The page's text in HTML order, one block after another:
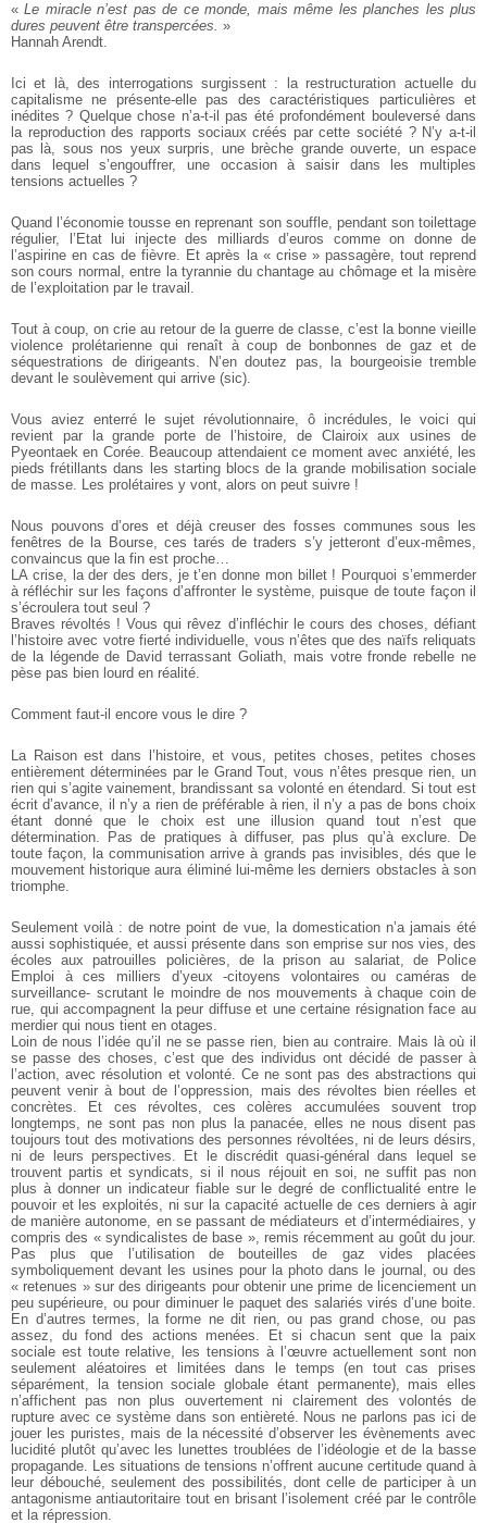
«Le miracle n’est pas de ce monde, mais même les planches les plus
dures peuvent être transpercées. »
Hannah Arendt.
Ici et là, des interrogations surgissent : la restructuration actuelle du
capitalisme ne présente-elle pas des caractéristiques particulières et
inédites ? Quelque chose n’a-t-il pas été profondément bouleversé dans
la reproduction des rapports sociaux créés par cette société ? N’y a-t-il
pas là, sous nos yeux surpris, une brèche grande ouverte, un espace
dans lequel s’engouffrer, une occasion à saisir dans les multiples
tensions actuelles ?
Quand l’économie tousse en reprenant son souffle, pendant son toilettage
régulier, l’Etat lui injecte des milliards d’euros comme on donne de
l’aspirine en cas de fièvre. Et après la « crise » passagère, tout reprend
son cours normal, entre la tyrannie du chantage au chômage et la misère
de l’exploitation par le travail.
Tout à coup, on crie au retour de la guerre de classe, c’est la bonne vieille
violence prolétarienne qui renaît à coup de bonbonnes de gaz et de
séquestrations de dirigeants. N’en doutez pas, la bourgeoisie tremble
devant le soulèvement qui arrive (sic).
Vous aviez enterré le sujet révolutionnaire, ô incrédules, le voici qui
revient par la grande porte de l’histoire, de Clairoix aux usines de
Pyeontaek en Corée. Beaucoup attendaient ce moment avec anxiété, les
pieds frétillants dans les starting blocs de la grande mobilisation sociale
de masse. Les prolétaires y vont, alors on peut suivre !
Nous pouvons d’ores et déjà creuser des fosses communes sous les
fenêtres de la Bourse, ces tarés de traders s’y jetteront d’eux-mêmes,
convaincus que la fin est proche…
LA crise, la der des ders, je t’en donne mon billet ! Pourquoi s’emmerder
à réfléchir sur les façons d’affronter le système, puisque de toute façon il
s’écroulera tout seul ?
Braves révoltés ! Vous qui rêvez d’infléchir le cours des choses, défiant
l’histoire avec votre fierté individuelle, vous n’êtes que des naïfs reliquats
de la légende de David terrassant Goliath, mais votre fronde rebelle ne
pèse pas bien lourd en réalité.
Comment faut-il encore vous le dire ?
La Raison est dans l’histoire, et vous, petites choses, petites choses
entièrement déterminées par le Grand Tout, vous n’êtes presque rien, un
rien qui s’agite vainement, brandissant sa volonté en étendard. Si tout est
écrit d’avance, il n’y a rien de préférable à rien, il n’y a pas de bons choix
étant donné que le choix est une illusion quand tout n’est que
détermination. Pas de pratiques à diffuser, pas plus qu’à exclure. De
toute façon, la communisation arrive à grands pas invisibles, dés que le
mouvement historique aura éliminé lui-même les derniers obstacles à son
triomphe.
Seulement voilà : de notre point de vue, la domestication n’a jamais été
aussi sophistiquée, et aussi présente dans son emprise sur nos vies, des
écoles aux patrouilles policières, de la prison au salariat, de Police
Emploi à ces milliers d’yeux -citoyens volontaires ou caméras de
surveillance- scrutant le moindre de nos mouvements à chaque coin de
rue, qui accompagnent la peur diffuse et une certaine résignation face au
merdier qui nous tient en otages.
Loin de nous l’idée qu’il ne se passe rien, bien au contraire. Mais là où il
se passe des choses, c’est que des individus ont décidé de passer à
l’action, avec résolution et volonté. Ce ne sont pas des abstractions qui
peuvent venir à bout de l’oppression, mais des révoltes bien réelles et
concrètes. Et ces révoltes, ces colères accumulées souvent trop
longtemps, ne sont pas non plus la panacée, elles ne nous disent pas
toujours tout des motivations des personnes révoltées, ni de leurs désirs,
ni de leurs perspectives. Et le discrédit quasi-général dans lequel se
trouvent partis et syndicats, si il nous réjouit en soi, ne suffit pas non
plus à donner un indicateur fiable sur le degré de conflictualité entre le
pouvoir et les exploités, ni sur la capacité actuelle de ces derniers à agir
de manière autonome, en se passant de médiateurs et d’intermédiaires, y
compris des « syndicalistes de base », remis récemment au goût du jour.
Pas plus que l’utilisation de bouteilles de gaz vides placées
symboliquement devant les usines pour la photo dans le journal, ou des
« retenues » sur des dirigeants pour obtenir une prime de licenciement un
peu supérieure, ou pour diminuer le paquet des salariés virés d’une boite.
En d’autres termes, la forme ne dit rien, ou pas grand chose, ou pas
assez, du fond des actions menées. Et si chacun sent que la paix
sociale est toute relative, les tensions à l’œuvre actuellement sont non
seulement aléatoires et limitées dans le temps (en tout cas prises
séparément, la tension sociale globale étant permanente), mais elles
n’affichent pas non plus ouvertement ni clairement des volontés de
rupture avec ce système dans son entièreté. Nous ne parlons pas ici de
jouer les puristes, mais de la nécessité d’observer les évènements avec
lucidité plutôt qu’avec les lunettes troublées de l’idéologie et de la basse
propagande. Les situations de tensions n’offrent aucune certitude quand à
leur débouché, seulement des possibilités, dont celle de participer à un
antagonisme antiautoritaire tout en brisant l’isolement créé par le contrôle
et la répression.